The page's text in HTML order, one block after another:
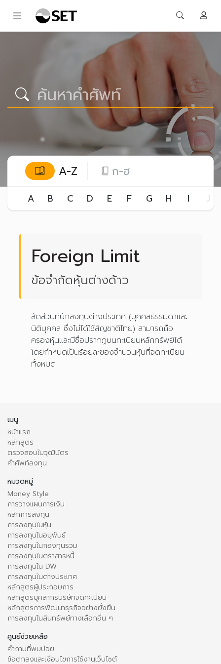
A-Z ก-ฮ
A B C D E F G H I J
Foreign Limit
ข้อจำกัดหุ้นต่างด้าว
สัดส่วนที่นักลงทุนต่างประเทศ (บุคคลธรรมดาและ
นิติบุคคล ซึ่งไม่ได้ใช้สัญชาติไทย) สามารถถือ
ครองหุ้นและมีชื่อปรากฏบนทะเบียนหลักทรัพย์ได้
โดยกำหนดเป็นร้อยละของจำนวนหุ้นที่จดทะเบียน
ทั้งหมด
เมนู
หน้าแรก
หลักสูตร
ตรวจสอบใบวุฒิบัตร
คำศัพท์ลงทุน
หมวดหมู่
Money Style
การวางแผนการเงิน
หลักการลงทุน
การลงทุนในหุ้น
การลงทุนในอนุพันธ์
การลงทุนในกองทุนรวม
การลงทุนในตราสารหนี้
การลงทุนใน DW
การลงทุนในต่างประเทศ
หลักสูตรผู้ประกอบการ
หลักสูตรบุคลากรบริษัทจดทะเบียน
หลักสูตรการพัฒนาธุรกิจอย่างยั่งยืน
การลงทุนในสินทรัพย์ทางเลือกอื่น ๆ
ศูนย์ช่วยเหลือ
คำถามที่พบบ่อย
ข้อตกลงและเงื่อนไขการใช้งานเว็บไซต์